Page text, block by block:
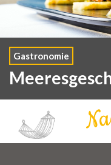
Gastronomie